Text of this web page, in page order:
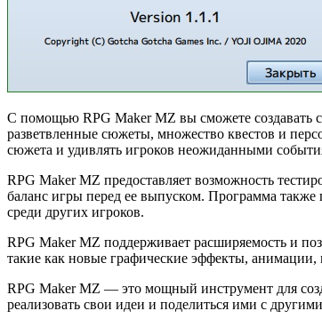
С помощью RPG Maker MZ вы сможете создавать
разветвленные сюжеты, множество квестов и
сюжета и удивлять игроков неожиданными
RPG Maker MZ предоставляет возможность
баланс игры перед ее выпуском. Программа также
среди других игроков.
RPG Maker MZ поддерживает расширяемость и
такие как новые графические эффекты,
RPG Maker MZ — это мощный инструмент для
реализовать свои идеи и поделиться ими с